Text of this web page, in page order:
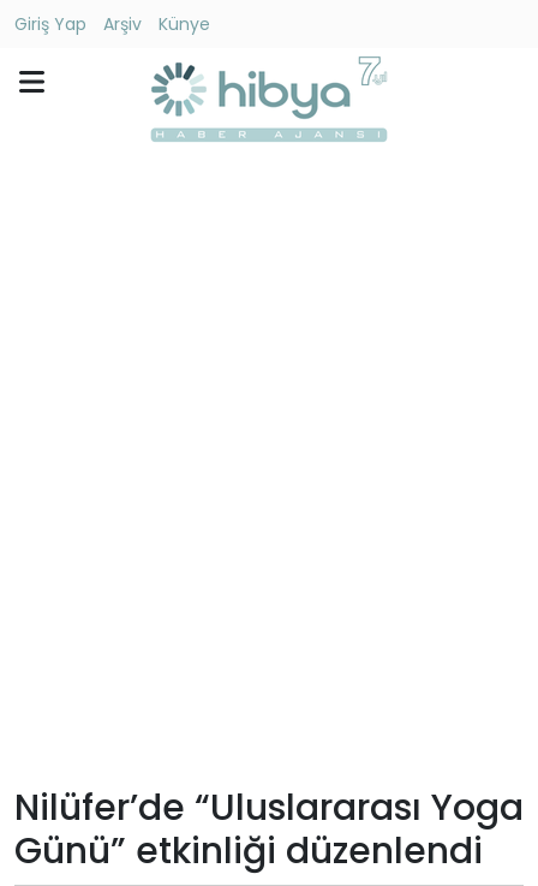
Giriş Yap Arşiv
Künye
Giriş
Yap
Nilüfer’de “Uluslararası Yoga
Günü” etkinliği düzenlendi